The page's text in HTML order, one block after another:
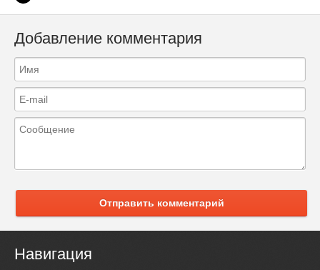
Добавление комментария
Отправить комментарий
Навигация